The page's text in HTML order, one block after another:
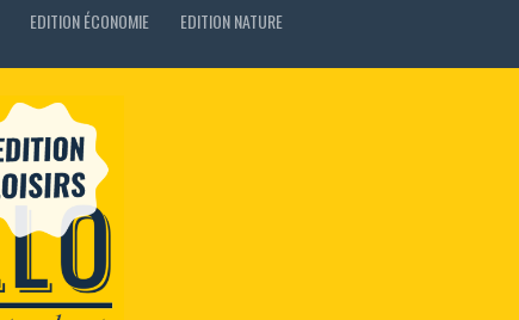
EDITION ÉCONOMIE
EDITION NATURE